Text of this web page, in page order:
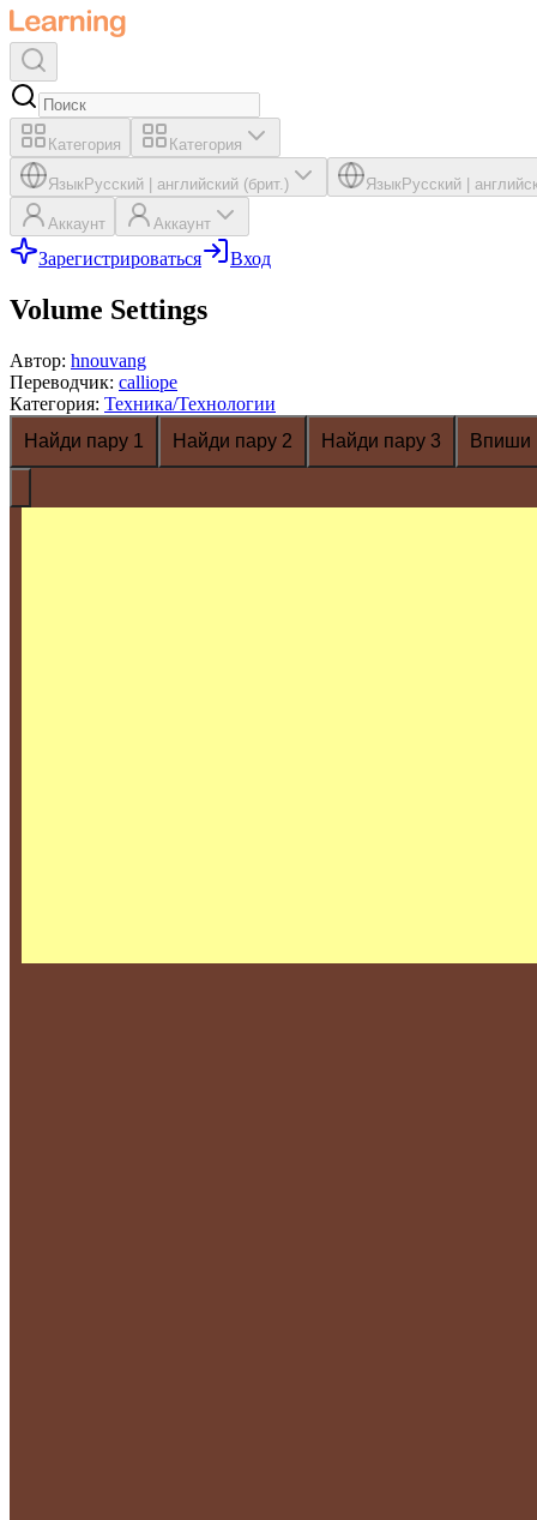
Категория Категория
ЯзыкРусский английский (брит.) ЯзыкРусский
Аккаунт Аккаунт
Зарегистрироваться Вход
Volume Settings
Автор: hnouvang
Переводчик: calliope
Категория: Техника/Технологии
Найди пару 1
Найди пару 2 Найди пару 3 Впиши